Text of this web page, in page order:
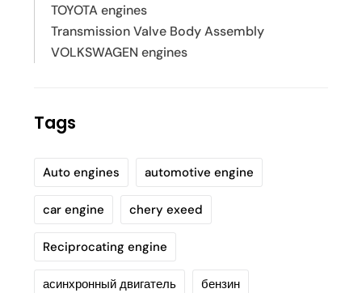
TOYOTA engines
Transmission Valve Body Assembly
VOLKSWAGEN engines
Tags
Auto engines automotive engine
car engine chery exeed
Reciprocating engine
асинхронный двигатель бензин